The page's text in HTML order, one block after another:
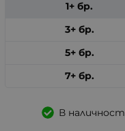
1+ бр.
3+ бр.
5+ бр.
7+ бр.
В наличност